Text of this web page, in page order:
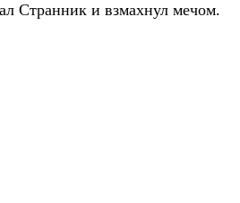
Странник и взмахнул мечом.